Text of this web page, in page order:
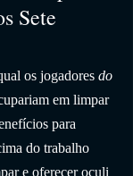
Sete
os jogadores do
em limpar
para
do trabalho
e oferecer oculi